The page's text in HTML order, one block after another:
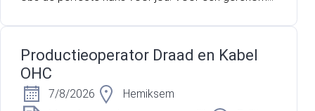
striële reinigingsmiddelen zijn we op zoek naar een e
xtra hef -en reachtruckchauffeur.
Productieoperator Draad en Kabel
OHC
7/8/2026
Hemiksem